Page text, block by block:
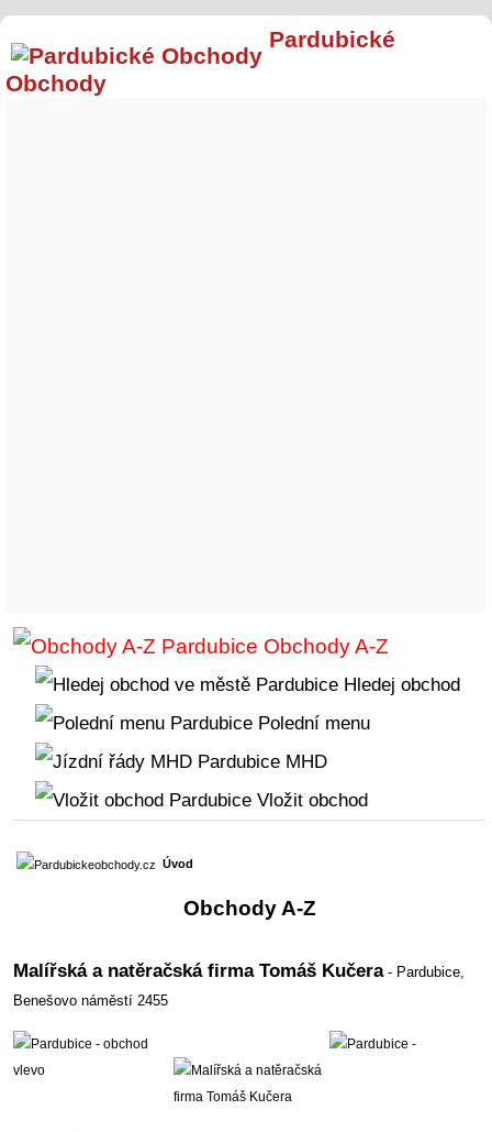
Pardubické
Obchody
Obchody A-Z
Hledej obchod
Polední menu
MHD
Vložit obchod
Úvod
Obchody A-Z
Malířská a natěračská firma Tomáš Kučera- Pardubice,
Benešovo náměstí 2455